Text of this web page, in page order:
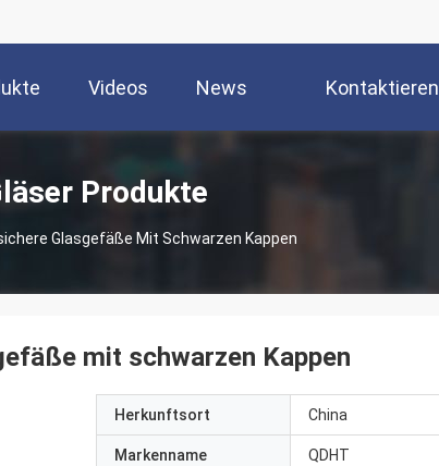
Videos News Kontaktieren
Produkte
Glasgefäße Mit Schwarzen Kappen
mit schwarzen Kappen
Herkunftsort China
Markenname QDHT